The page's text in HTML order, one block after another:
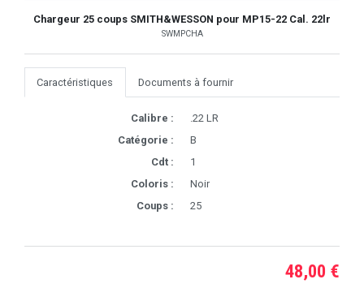
Chargeur 25 coups SMITH&WESSON pour MP15-22 Cal. 22lr
SWMPCHA
Caractéristiques Documents à fournir
Calibre :
.22 LR
Catégorie :
B
Cdt :
1
Coloris :
Noir
Coups :
25
48,00 €